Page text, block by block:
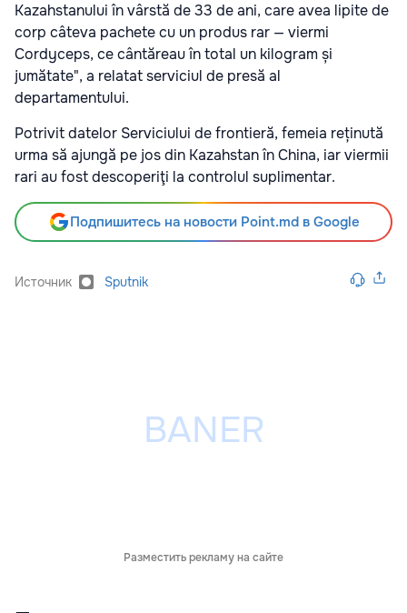
Kazahstanului în vârstă de 33 de ani, care avea lipite de
corp câteva pachete cu un produs rar — viermi
Cordyceps, ce cântăreau în total un kilogram și
jumătate", a relatat serviciul de presă al
departamentului.
Potrivit datelor Serviciului de frontieră, femeia reținută
urma să ajungă pe jos din Kazahstan în China, iar viermii
rari au fost descoperiţi la controlul suplimentar.
Подпишитесь на новости Point.md в Google
Источник Sputnik
Разместить рекламу на сайте